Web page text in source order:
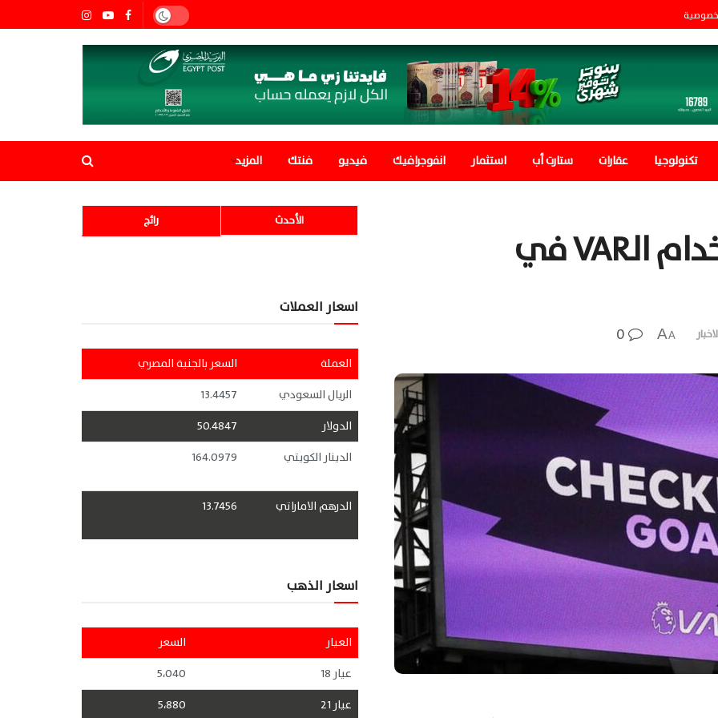
تكنولوجيا عقارات ستارت أب استثمار انفوجرافيك فيديو فنتك المزيد
إنجلترا تبقي على استخدام الـVAR في
A
A
رائج الأحدث
اسعار العملات
العملة
السعر بالجنية المصري
الريال السعودي
13.4457
الدولار
50.4847
الدينار الكويتي
164.0979
الدرهم الاماراتي 13.7456
اسعار الذهب
العيار
السعر
عيار 18
5،040
عيار 21
5،880